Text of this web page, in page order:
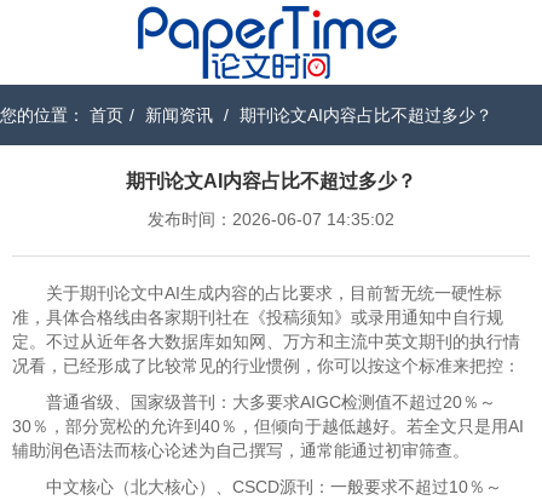
您的位置： 首页 / 新闻资讯 / 期刊论文AI内容占比不超过多少？
期刊论文AI内容占比不超过多少？
发布时间：2026-06-07 14:35:02
关于期刊论文中AI生成内容的占比要求，目前暂无统一硬性标
准，具体合格线由各家期刊社在《投稿须知》或录用通知中自行规
定。不过从近年各大数据库如知网、万方和主流中英文期刊的执行情
况看，已经形成了比较常见的行业惯例，你可以按这个标准来把控：
普通省级、国家级普刊：大多要求AIGC检测值不超过20％～
30％，部分宽松的允许到40％，但倾向于越低越好。若全文只是用AI
辅助润色语法而核心论述为自己撰写，通常能通过初审筛查。
中文核心（北大核心）、CSCD源刊：一般要求不超过10％～